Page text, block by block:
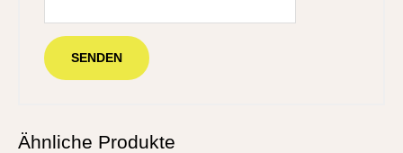
Ähnliche Produkte